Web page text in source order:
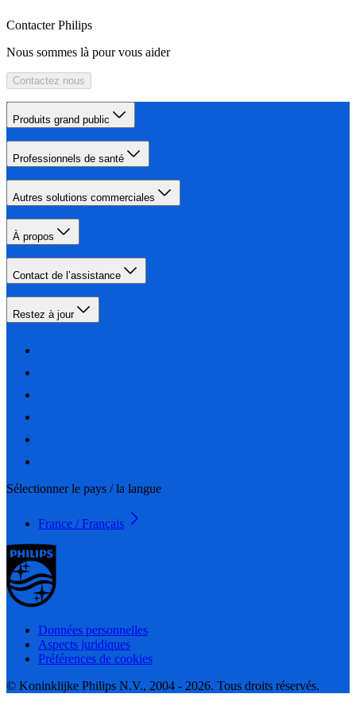
Contacter Philips
Nous sommes là pour vous aider
Contactez nous
Produits grand public
Professionnels de santé
Autres solutions commerciales
À propos
Contact de l’assistance
Restez à jour
Sélectionner le pays / la langue
France / Français
Données personnelles
Aspects juridiques
Préférences de cookies
© Koninklijke Philips N.V., 2004 - 2026. Tous droits réservés.